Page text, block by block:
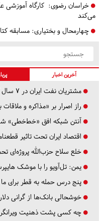
خراسان رضوی: کارگاه آموزشی
می‌کند
چهارمحال و بختیاری: مسابقه
آخرین اخبار
مشتریان نفت ایران در ۷ سال گذشته +فیلم
راز اصرار بر «مذاکره و
آنتن شبکه افق «خط‌خطی»
اقتصاد ایران تحت تاثیر
خلع سلاح حزب‌الله پروژه‌ای
یمن: تل‌آویو را با موشک
پنج درس‌ حمله به قطر برای ما
خوشحالی بانک‌ها از گرانی دلار
چه کسی پشت ذهنیت ویرانگر